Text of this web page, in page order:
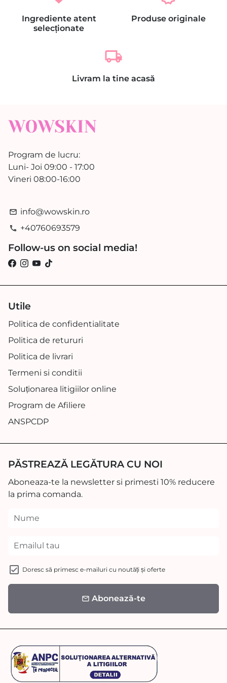
Ingrediente atent
selecționate
Produse originale
local_shipping
Livram la tine acasă
Program de lucru:
Luni- Joi 09:00 - 17:00
Vineri 08:00-16:00
email info@wowskin.ro
phone +40760693579
Follow-us on social media!
Utile
Politica de confidentialitate
Politica de retururi
Politica de livrari
Termeni si conditii
Soluționarea litigiilor online
Program de Afiliere
ANSPCDP
PĂSTREAZĂ LEGĂTURA CU NOI
Aboneaza-te la newsletter si primesti 10% reducere
la prima comanda.
Doresc să primesc e-mailuri cu noutăți și oferte
email Abonează-te